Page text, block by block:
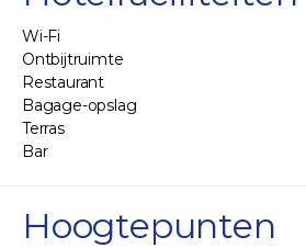
Wi-Fi
Ontbijtruimte
Restaurant
Bagage-opslag
Terras
Bar
Hoogtepunten